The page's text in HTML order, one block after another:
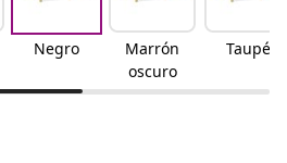
Negro
Marrón
oscuro
Taupé